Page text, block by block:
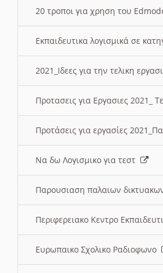
20 τροποι για χρηση του
Εκπαιδευτικα λογισμικά σε
2021_Ιδεες για την τελικη
Προτασεις για Εργασιες 2021_
Προτάσεις για εργασίες
Να δω Λογισμικο για τεστ
Παρουσιαση παλαιων
Περιφερειακο Κεντρο
Ευρωπαικο Σχολικο Ραδιοφωνο